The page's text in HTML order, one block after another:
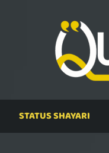
STATUS SHAYARI